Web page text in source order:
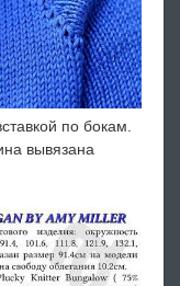
по бокам.
вывязана